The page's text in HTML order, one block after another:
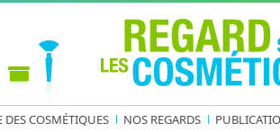
DES COSMÉTIQUES NOS REGARDS